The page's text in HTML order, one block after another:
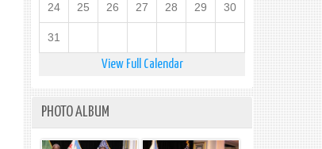
24 25 26 27 28 29 30
31
View Full Calendar
PHOTO ALBUM